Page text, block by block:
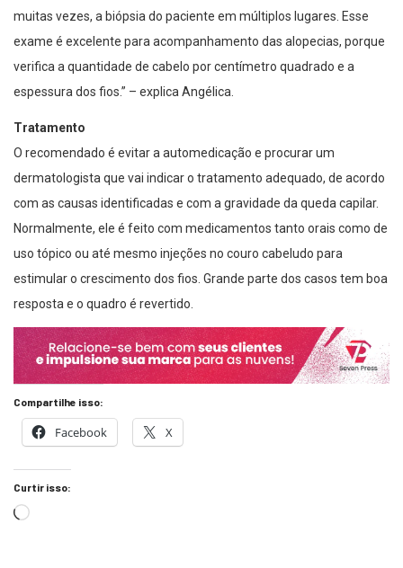
muitas vezes, a biópsia do paciente em múltiplos lugares. Esse
exame é excelente para acompanhamento das alopecias, porque
verifica a quantidade de cabelo por centímetro quadrado e a
espessura dos fios.” – explica Angélica.
Tratamento
O recomendado é evitar a automedicação e procurar um
dermatologista que vai indicar o tratamento adequado, de acordo
com as causas identificadas e com a gravidade da queda capilar.
Normalmente, ele é feito com medicamentos tanto orais como de
uso tópico ou até mesmo injeções no couro cabeludo para
estimular o crescimento dos fios. Grande parte dos casos tem boa
resposta e o quadro é revertido.
Compartilhe isso:
Facebook X
Curtir isso: